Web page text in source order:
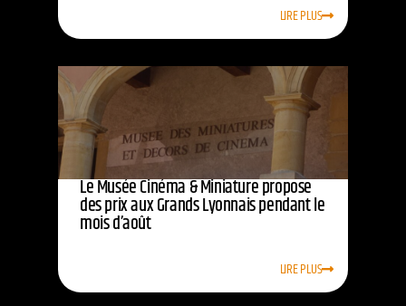
LIRE PLUS
Le Musée Cinéma & Miniature propose
des prix aux Grands Lyonnais pendant le
mois d’août
LIRE PLUS